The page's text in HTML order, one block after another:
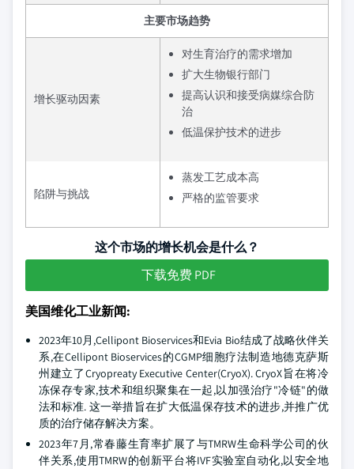
主要市场趋势
增长驱动因素
对生育治疗的需求增加
扩大生物银行部门
提高认识和接受病媒综合防
治
低温保护技术的进步
陷阱与挑战
蒸发工艺成本高
严格的监管要求
这个市场的增长机会是什么？
下载免费 PDF
美国维化工业新闻:
2023年10月,Cellipont Bioservices和Evia Bio结成了战略伙伴关
系,在Cellipont Bioservices的CGMP细胞疗法制造地德克萨斯
州建立了Cryopreaty Executive Center(CryoX). CryoX旨在将冷
冻保存专家,技术和组织聚集在一起,以加强治疗"冷链"的做
法和标准. 这一举措旨在扩大低温保存技术的进步,并推广优
质的治疗储存解决方案。
2023年7月,常春藤生育率扩展了与TMRW生命科学公司的伙
伴关系,使用TMRW的创新平台将IVF实验室自动化,以安全地